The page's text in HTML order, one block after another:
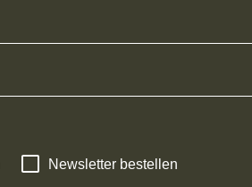
Newsletter bestellen